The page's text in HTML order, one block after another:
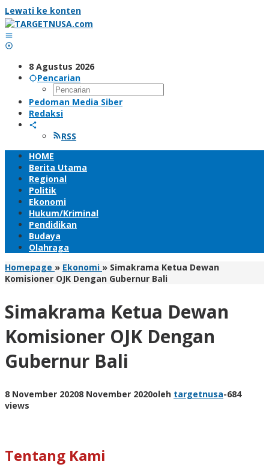
Lewati ke konten
8 Agustus 2026
Pencarian
Pedoman Media Siber
Redaksi
RSS
HOME
Berita Utama
Regional
Politik
Ekonomi
Hukum/Kriminal
Pendidikan
Budaya
Olahraga
Homepage » Ekonomi » Simakrama Ketua Dewan
Komisioner OJK Dengan Gubernur Bali
Simakrama Ketua Dewan
Komisioner OJK Dengan
Gubernur Bali
8 November 20208 November 2020oleh targetnusa-684
views
Tentang Kami